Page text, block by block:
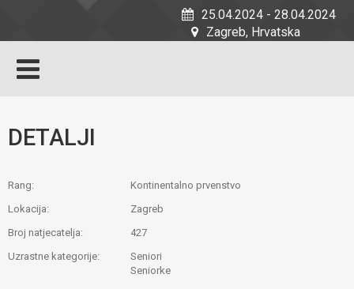
25.04.2024 - 28.04.2024
Zagreb, Hrvatska
DETALJI
Rang:
Kontinentalno prvenstvo
Lokacija:
Zagreb
Broj natjecatelja:
427
Uzrastne kategorije:
Seniori
Seniorke